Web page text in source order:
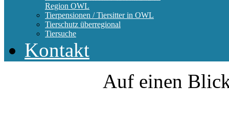
Region OWL
Tierpensionen / Tiersitter in OWL
Tierschutz überregional
Tiersuche
Kontakt
Auf einen